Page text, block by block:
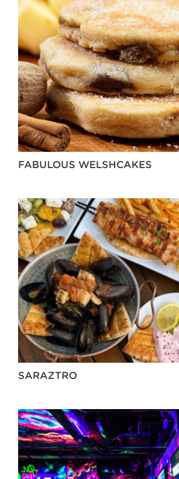
FABULOUS WELSHCAKES
SARAZTRO